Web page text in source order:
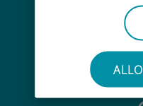
手
使用中のSIM
必要